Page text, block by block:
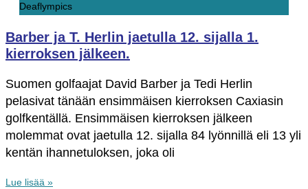
Deaflympics
Barber ja T. Herlin jaetulla 12. sijalla 1.
kierroksen jälkeen.
Suomen golfaajat David Barber ja Tedi Herlin
pelasivat tänään ensimmäisen kierroksen Caxiasin
golfkentällä. Ensimmäisen kierroksen jälkeen
molemmat ovat jaetulla 12. sijalla 84 lyönnillä eli 13 yli
kentän ihannetuloksen, joka oli
Lue lisää »